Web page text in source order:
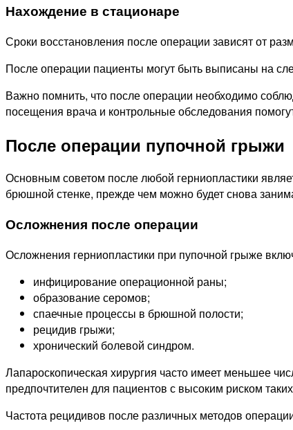
Нахождение в стационаре
Сроки восстановления после операции зависят от
После операции пациенты могут быть выписаны на
Важно помнить, что после операции необходимо
посещения врача и контрольные обследования
После операции пупочной грыжи
Основным советом после любой герниопластики
брюшной стенке, прежде чем можно будет снова
Осложнения после операции
Осложнения герниопластики при пупочной грыже
инфицирование операционной раны;
образование серомов;
спаечные процессы в брюшной полости;
рецидив грыжи;
хронический болевой синдром.
Лапароскопическая хирургия часто имеет меньшее
предпочтителен для пациентов с высоким риском
Частота рецидивов после различных методов